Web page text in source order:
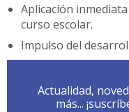
Aplicación
curso escolar.
Impulso del
Actualidad,
más...